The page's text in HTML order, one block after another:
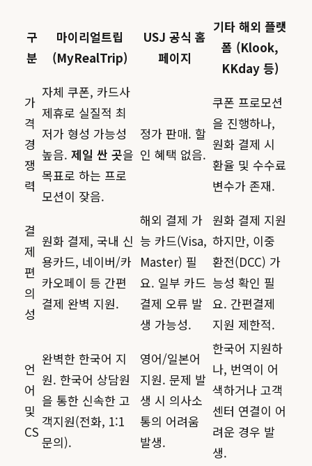
구
분
마이리얼트립
(MyRealTrip)
USJ 공식 홈
페이지
기타 해외 플랫
폼 (Klook,
KKday 등)
가
격
경
쟁
력
자체 쿠폰, 카드사
제휴로 실질적 최
저가 형성 가능성
높음. 제일 싼 곳을
목표로 하는 프로
모션이 잦음.
정가 판매. 할
인 혜택 없음.
쿠폰 프로모션
을 진행하나,
원화 결제 시
환율 및 수수료
변수가 존재.
결
제
편
의
성
원화 결제, 국내 신
용카드, 네이버/카
카오페이 등 간편
결제 완벽 지원.
해외 결제 가
능 카드(Visa,
Master) 필
요. 일부 카드
결제 오류 발
생 가능성.
원화 결제 지원
하지만, 이중
환전(DCC) 가
능성 확인 필
요. 간편결제
지원 제한적.
언
어
및
CS
완벽한 한국어 지
원. 한국어 상담원
을 통한 신속한 고
객지원(전화, 1:1
문의).
영어/일본어
지원. 문제 발
생 시 의사소
통의 어려움
발생.
한국어 지원하
나, 번역이 어
색하거나 고객
센터 연결이 어
려운 경우 발
생.